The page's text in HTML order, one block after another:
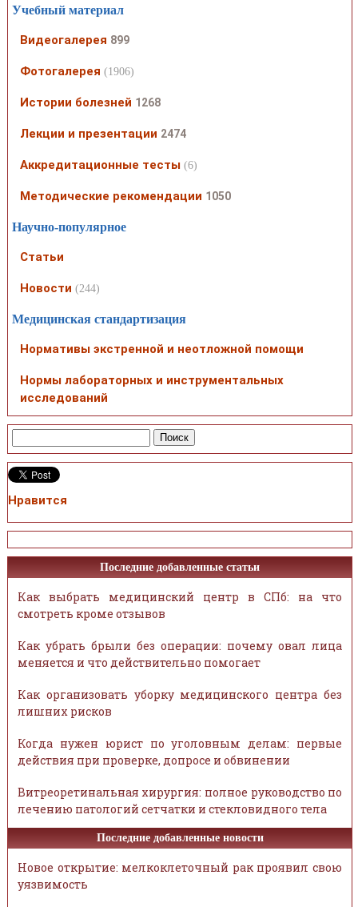
Учебный материал
Видеогалерея 899
Фотогалерея (1906)
Истории болезней 1268
Лекции и презентации 2474
Аккредитационные тесты (6)
Методические рекомендации 1050
Научно-популярное
Статьи
Новости (244)
Медицинская стандартизация
Нормативы экстренной и неотложной помощи
Нормы лабораторных и инструментальных
исследований
Нравится
Последние добавленные статьи
Как выбрать медицинский центр в СПб: на что
смотреть кроме отзывов
Как убрать брыли без операции: почему овал лица
меняется и что действительно помогает
Как организовать уборку медицинского центра без
лишних рисков
Когда нужен юрист по уголовным делам: первые
действия при проверке, допросе и обвинении
Витреоретинальная хирургия: полное руководство по
лечению патологий сетчатки и стекловидного тела
Последние добавленные новости
Новое открытие: мелкоклеточный рак проявил свою
уязвимость